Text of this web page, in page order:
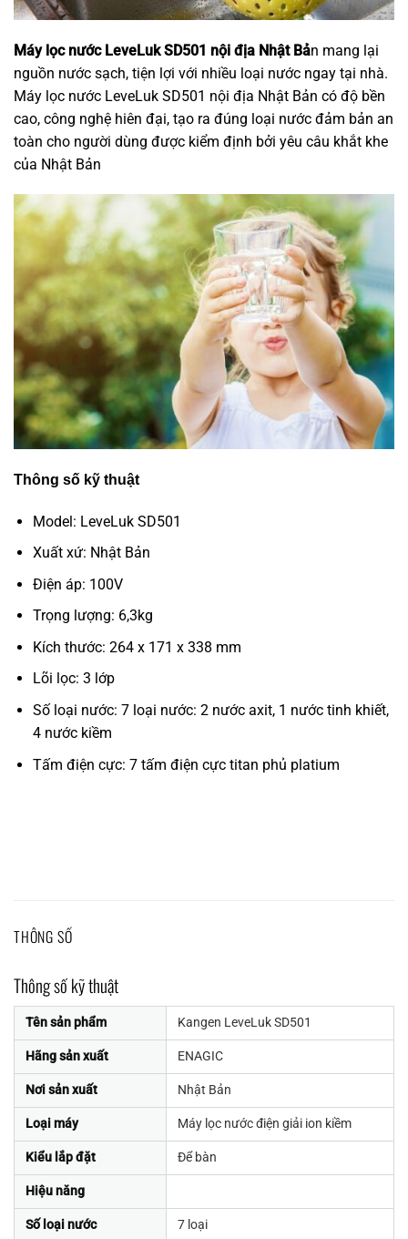
Máy lọc nước LeveLuk SD501 nội địa Nhật Bản mang lại
nguồn nước sạch, tiện lợi với nhiều loại nước ngay tại nhà.
Máy lọc nước LeveLuk SD501 nội địa Nhật Bản có độ bền
cao, công nghệ hiên đại, tạo ra đúng loại nước đảm bản an
toàn cho người dùng được kiểm định bởi yêu câu khắt khe
của Nhật Bản
Thông số kỹ thuật
Model: LeveLuk SD501
Xuất xứ: Nhật Bản
Điện áp: 100V
Trọng lượng: 6,3kg
Kích thước: 264 x 171 x 338 mm
Lõi lọc: 3 lớp
Số loại nước: 7 loại nước: 2 nước axit, 1 nước tinh khiết,
4 nước kiềm
Tấm điện cực: 7 tấm điện cực titan phủ platium
THÔNG SỐ
Thông số kỹ thuật
Tên sản phẩm Kangen LeveLuk SD501
Hãng sản xuất ENAGIC
Nơi sản xuất Nhật Bản
Loại máy Máy lọc nước điện giải ion kiềm
Kiểu lắp đặt Để bàn
Hiệu năng
Số loại nước 7 loại